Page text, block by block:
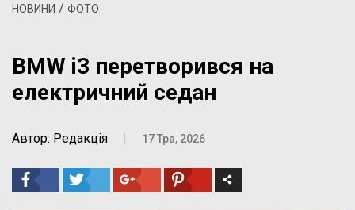
НОВИНИ / ФОТО
BMW i3 перетворився на
електричний седан
Автор: Редакція 17 Тра, 2026